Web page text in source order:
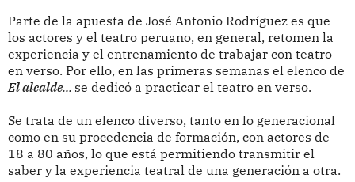
Parte de la apuesta de José Antonio Rodríguez es que
los actores y el teatro peruano, en general, retomen la
experiencia y el entrenamiento de trabajar con teatro
en verso. Por ello, en las primeras semanas el elenco de
El alcalde… se dedicó a practicar el teatro en verso.
Se trata de un elenco diverso, tanto en lo generacional
como en su procedencia de formación, con actores de
18 a 80 años, lo que está permitiendo transmitir el
saber y la experiencia teatral de una generación a otra.